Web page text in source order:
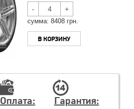
- +
cумма: 8408 грн.
В КОРЗИНУ
Оплата: Гарантия: